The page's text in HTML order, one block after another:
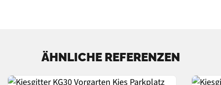
ÄHNLICHE REFERENZEN